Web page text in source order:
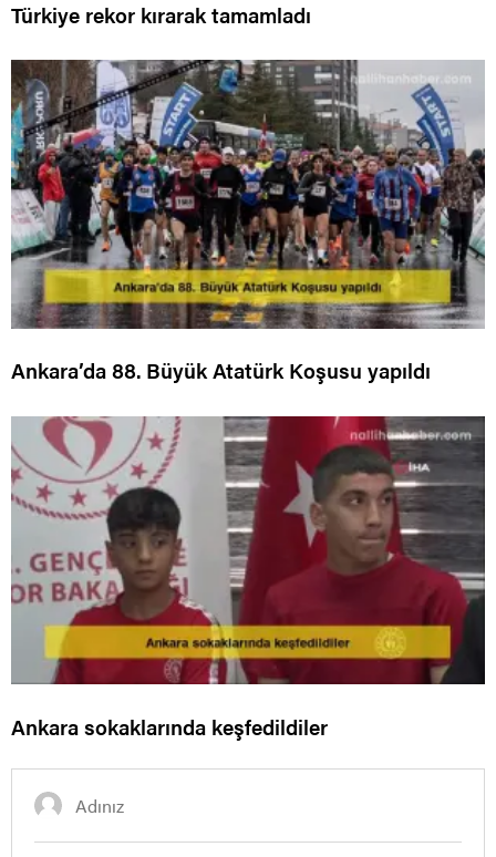
Türkiye rekor kırarak tamamladı
Ankara’da 88. Büyük Atatürk Koşusu yapıldı
Ankara sokaklarında keşfedildiler